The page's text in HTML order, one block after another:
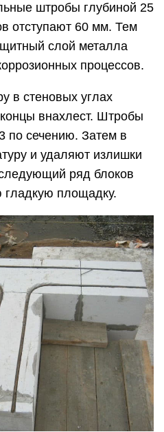
штробы глубиной 25
отступают 60 мм. Тем
слой металла
процессов.
в стеновых углах
внахлест. Штробы
по сечению. Затем в
и удаляют излишки
ряд блоков
площадку.